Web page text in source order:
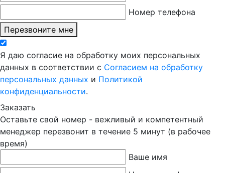
Номер телефона
Перезвоните мне
Я даю согласие на обработку моих персональных
данных в соответствии с Согласием на обработку
персональных данных и Политикой
конфиденциальности.
Заказать
Оставьте свой номер - вежливый и компетентный
менеджер перезвонит в течение 5 минут (в рабочее
время)
Ваше имя